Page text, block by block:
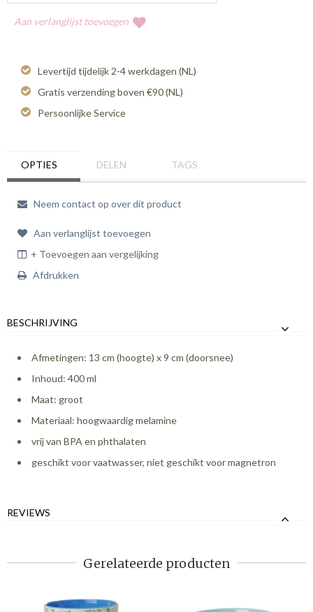
Aan verlanglijst toevoegen
Levertijd tijdelijk 2-4 werkdagen (NL)
Gratis verzending boven €90 (NL)
Persoonlijke Service
OPTIES DELEN TAGS
Neem contact op over dit product
Aan verlanglijst toevoegen
+ Toevoegen aan vergelijking
Afdrukken
BESCHRIJVING
Afmetingen: 13 cm (hoogte) x 9 cm (doorsnee)
Inhoud: 400 ml
Maat: groot
Materiaal: hoogwaardig melamine
vrij van BPA en phthalaten
geschikt voor vaatwasser, niet geschikt voor magnetron
REVIEWS
Gerelateerde producten